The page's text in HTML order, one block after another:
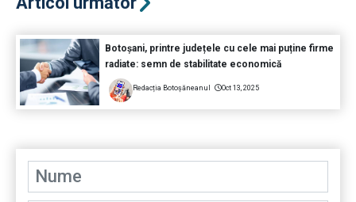
Botoșani, printre județele cu cele mai puține firme
radiate: semn de stabilitate economică
Redacția Botoșăneanul Oct 13, 2025